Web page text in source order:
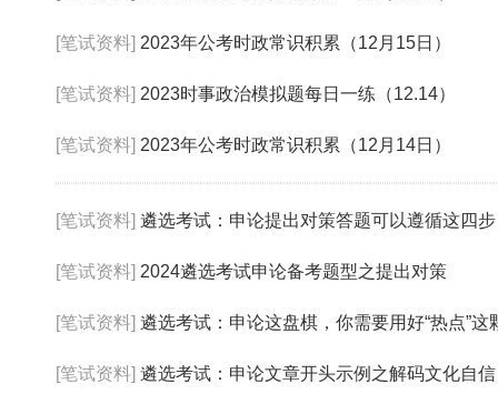
[笔试资料] 2023年公考时政常识积累（12月15日）
[笔试资料] 2023时事政治模拟题每日一练（12.14）
[笔试资料] 2023年公考时政常识积累（12月14日）
[笔试资料] 遴选考试：申论提出对策答题可以遵循这四步
[笔试资料] 2024遴选考试申论备考题型之提出对策
[笔试资料] 遴选考试：申论这盘棋，你需要用好“热点”这
[笔试资料] 遴选考试：申论文章开头示例之解码文化自信